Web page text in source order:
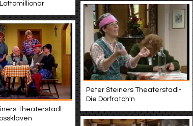
Peter Steiners Theaterstadl-
Die Dorfratch'n
Theaterstadl-